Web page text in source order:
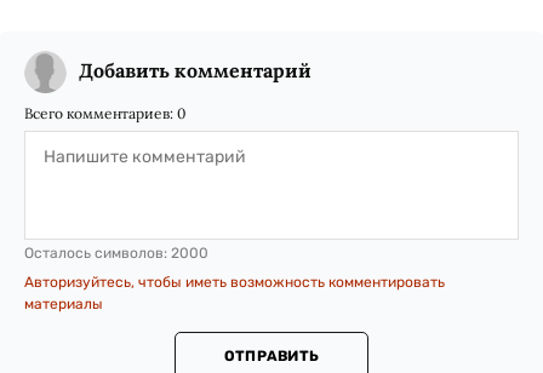
Добавить комментарий
Всего комментариев: 0
Осталось символов: 2000
Авторизуйтесь, чтобы иметь возможность комментировать
материалы
ОТПРАВИТЬ